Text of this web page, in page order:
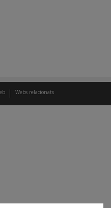
Webs relacionats